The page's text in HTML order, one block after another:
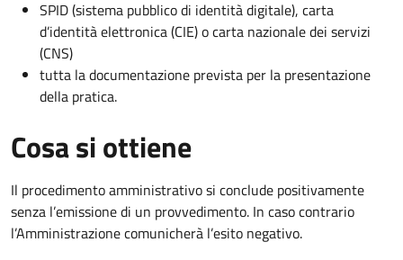
SPID (sistema pubblico di identità digitale), carta
d’identità elettronica (CIE) o carta nazionale dei servizi
(CNS)
tutta la documentazione prevista per la presentazione
della pratica.
Cosa si ottiene
Il procedimento amministrativo si conclude positivamente
senza l’emissione di un provvedimento. In caso contrario
l’Amministrazione comunicherà l’esito negativo.